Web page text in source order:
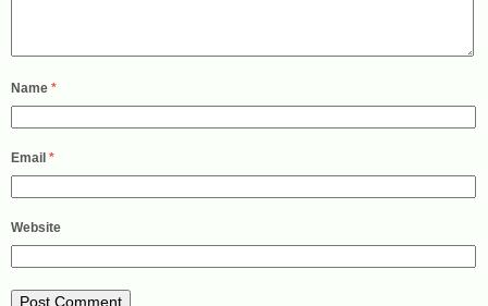
Name *
Email *
Website